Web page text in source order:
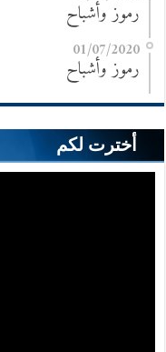
رموز وأشباح
01/07/2020
رموز وأشباح
أخترت لكم